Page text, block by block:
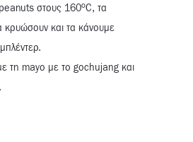
στους 160oC, τα
κρυώσουν και τα κάνουμε
τη mayo με το gochujang και